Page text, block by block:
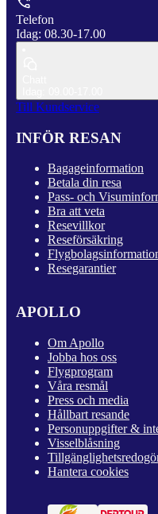
Telefon
Idag: 08.30-17.00
Till Kundservice
INFÖR RESAN
Bagageinformation
Betala din resa
Pass- och
Bra att veta
Resevillkor
Reseförsäkring
Resegarantier
APOLLO
Om Apollo
Jobba hos oss
Flygprogram
Våra resmål
Press och media
Hållbart resande
Personuppgifter &
Visselblåsning
Hantera cookies